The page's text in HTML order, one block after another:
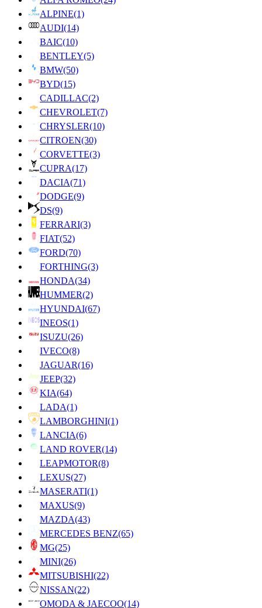
ALPINE(1)
AUDI(14)
BAIC(10)
BENTLEY(5)
BMW(50)
BYD(15)
CADILLAC(2)
CHEVROLET(7)
CHRYSLER(10)
CITROEN(30)
CORVETTE(3)
CUPRA(17)
DACIA(71)
DODGE(9)
DS(9)
FERRARI(3)
FIAT(52)
FORD(70)
FORTHING(3)
HONDA(34)
HUMMER(2)
HYUNDAI(67)
INEOS(1)
ISUZU(26)
IVECO(8)
JAGUAR(16)
JEEP(32)
KIA(64)
LADA(1)
LAMBORGHINI(1)
LANCIA(6)
LAND ROVER(14)
LEAPMOTOR(8)
LEXUS(27)
MASERATI(1)
MAXUS(9)
MAZDA(43)
MERCEDES BENZ(65)
MG(25)
MINI(26)
MITSUBISHI(22)
NISSAN(22)
OMODA & JAECOO(14)